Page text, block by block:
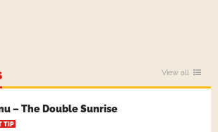
View all
– The Double Sunrise
TIP